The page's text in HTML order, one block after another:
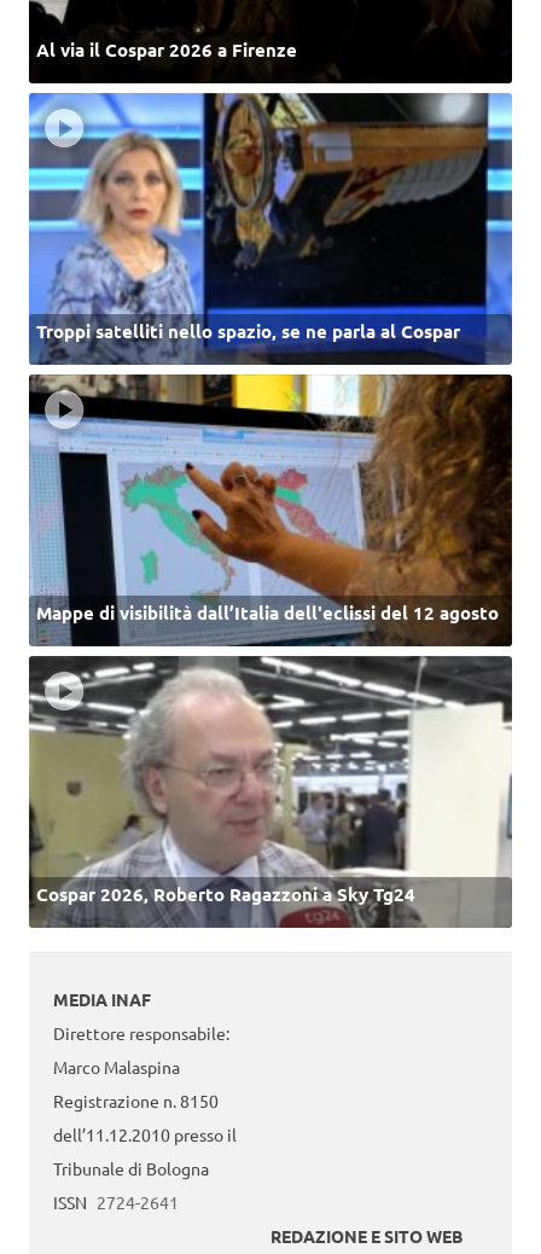
Al via il Cospar 2026 a Firenze
Troppi satelliti nello spazio, se ne parla al Cospar
Mappe di visibilità dall’Italia dell'eclissi del 12 agosto
Cospar 2026, Roberto Ragazzoni a Sky Tg24
MEDIA INAF
Direttore responsabile:
Marco Malaspina
Registrazione n. 8150
dell’11.12.2010 presso il
Tribunale di Bologna
ISSN 2724-2641
REDAZIONE E SITO WEB